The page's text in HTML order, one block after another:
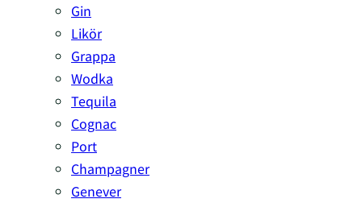
Gin
Likör
Grappa
Wodka
Tequila
Cognac
Port
Champagner
Genever